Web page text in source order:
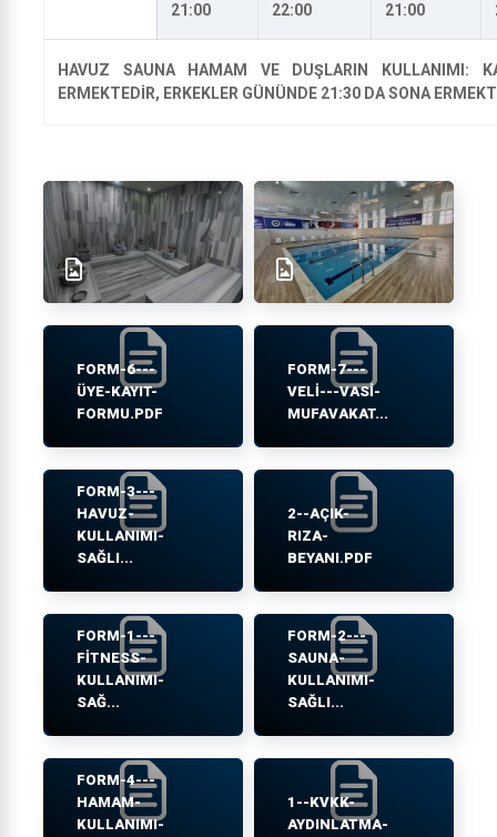
21:00
22:00
21:00
HAVUZ SAUNA HAMAM VE DUŞLARIN KULLANIMI:
ERMEKTEDİR, ERKEKLER GÜNÜNDE 21:30 DA SONA
FORM-6---
ÜYE-KAYIT-
FORMU.PDF
FORM-7---
VELI---VASI-
MUFAVAKAT...
FORM-3---
HAVUZ-
KULLANIMI-
SAĞLI...
2--AÇIK-
RIZA-
BEYANI.PDF
FORM-1---
FITNESS-
KULLANIMI-
SAĞ...
FORM-2---
SAUNA-
KULLANIMI-
SAĞLI...
FORM-4---
HAMAM-
KULLANIMI-
1--KVKK-
AYDINLATMA-